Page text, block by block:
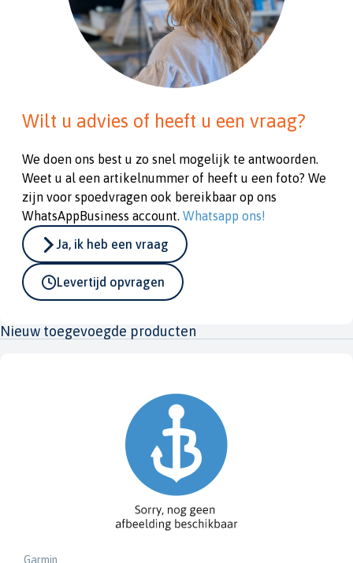
Wilt u advies of heeft u een vraag?
We doen ons best u zo snel mogelijk te antwoorden.
Weet u al een artikelnummer of heeft u een foto? We
zijn voor spoedvragen ook bereikbaar op ons
WhatsAppBusiness account. Whatsapp ons!
Ja, ik heb een vraag
Levertijd opvragen
Nieuw toegevoegde producten
Garmin